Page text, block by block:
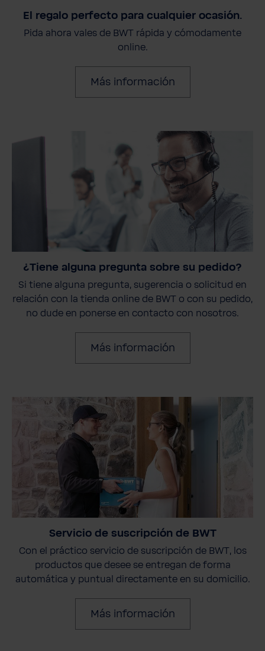
El regalo perfecto para cualquier ocasión.
Pida ahora vales de BWT rápida y cómodamente
online.
Más información
¿Tiene alguna pregunta sobre su pedido?
Si tiene alguna pregunta, sugerencia o solicitud en
relación con la tienda online de BWT o con su pedido,
no dude en ponerse en contacto con nosotros.
Más información
Servicio de suscripción de BWT
Con el práctico servicio de suscripción de BWT, los
productos que desee se entregan de forma
automática y puntual directamente en su domicilio.
Más información